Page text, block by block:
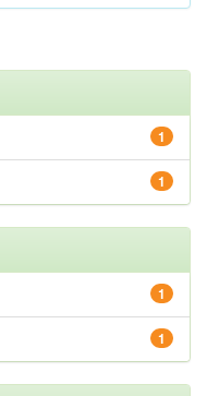
1
1
1
1